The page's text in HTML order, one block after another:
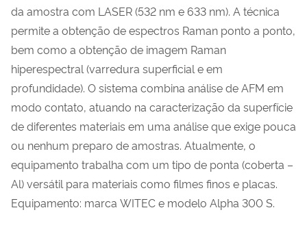
da amostra com LASER (532 nm e 633 nm). A técnica
permite a obtenção de espectros Raman ponto a ponto,
bem como a obtenção de imagem Raman
hiperespectral (varredura superficial e em
profundidade). O sistema combina análise de AFM em
modo contato, atuando na caracterização da superfície
de diferentes materiais em uma análise que exige pouca
ou nenhum preparo de amostras. Atualmente, o
equipamento trabalha com um tipo de ponta (coberta –
Al) versátil para materiais como filmes finos e placas.
Equipamento: marca WITEC e modelo Alpha 300 S.